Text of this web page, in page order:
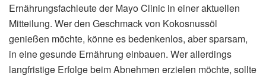
Ernährungsfachleute der Mayo Clinic in einer aktuellen
Mitteilung. Wer den Geschmack von Kokosnussöl
genießen möchte, könne es bedenkenlos, aber sparsam,
in eine gesunde Ernährung einbauen. Wer allerdings
langfristige Erfolge beim Abnehmen erzielen möchte, sollte